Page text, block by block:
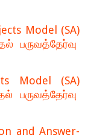
Model (SA)
பருவத்தேர்வு
Model (SA)
பருவத்தேர்வு
and Answer-